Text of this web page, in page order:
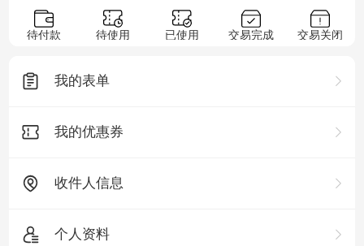
待付款 待使用 已使用 交易完成 交易关闭
我的表单
我的优惠券
收件人信息
个人资料